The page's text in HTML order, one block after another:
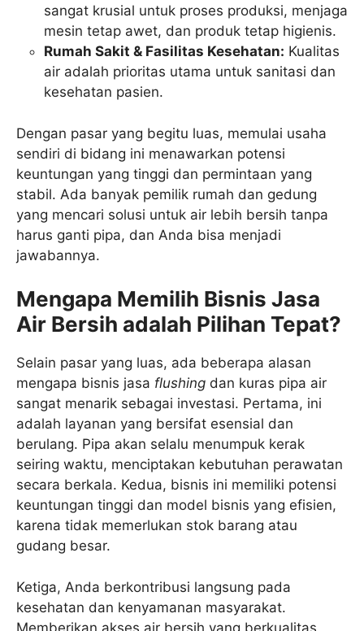
sangat krusial untuk proses produksi, menjaga
mesin tetap awet, dan produk tetap higienis.
Rumah Sakit & Fasilitas Kesehatan: Kualitas
air adalah prioritas utama untuk sanitasi dan
kesehatan pasien.
Dengan pasar yang begitu luas, memulai usaha
sendiri di bidang ini menawarkan potensi
keuntungan yang tinggi dan permintaan yang
stabil. Ada banyak pemilik rumah dan gedung
yang mencari solusi untuk air lebih bersih tanpa
harus ganti pipa, dan Anda bisa menjadi
jawabannya.
Mengapa Memilih Bisnis Jasa
Air Bersih adalah Pilihan Tepat?
Selain pasar yang luas, ada beberapa alasan
mengapa bisnis jasa flushing dan kuras pipa air
sangat menarik sebagai investasi. Pertama, ini
adalah layanan yang bersifat esensial dan
berulang. Pipa akan selalu menumpuk kerak
seiring waktu, menciptakan kebutuhan perawatan
secara berkala. Kedua, bisnis ini memiliki potensi
keuntungan tinggi dan model bisnis yang efisien,
karena tidak memerlukan stok barang atau
gudang besar.
Ketiga, Anda berkontribusi langsung pada
kesehatan dan kenyamanan masyarakat.
Memberikan akses air bersih yang berkualitas